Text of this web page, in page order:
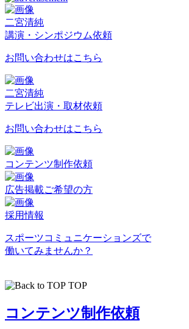
二宮清純
講演・シンポジウム依頼
お問い合わせはこちら
二宮清純
テレビ出演・取材依頼
お問い合わせはこちら
コンテンツ制作依頼
広告掲載ご希望の方
採用情報
スポーツコミュニケーションズで
働いてみませんか？
TOP
コンテンツ制作依頼